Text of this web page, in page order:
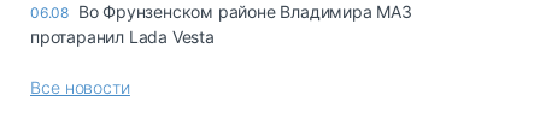
06.08 Во Фрунзенском районе Владимира МАЗ
протаранил Lada Vesta
Все новости